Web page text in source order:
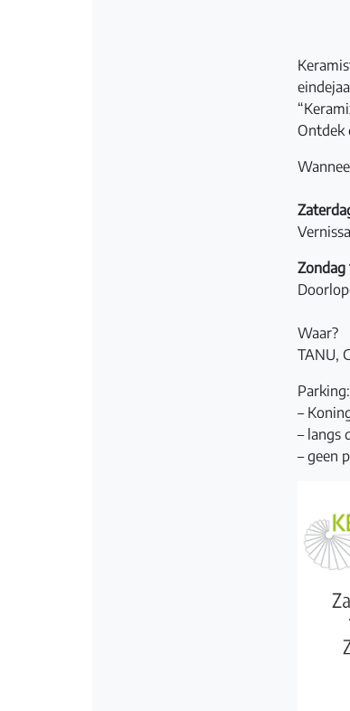
Ontdek
Zondag
Waar?
TANU,
Parking:
–
– langs
– geen